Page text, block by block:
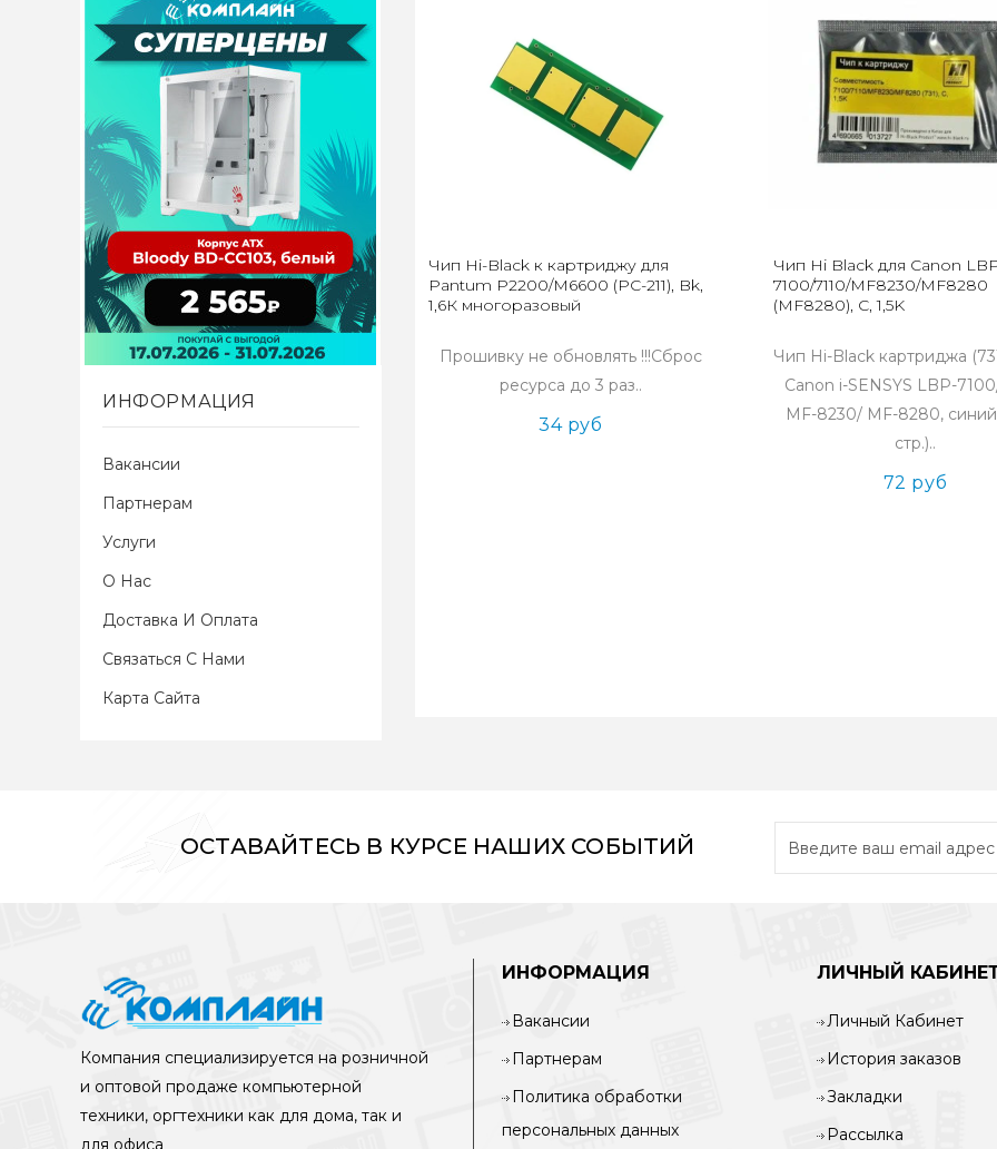
ИНФОРМАЦИЯ
Вакансии
Партнерам
Услуги
О Нас
Доставка И Оплата
Связаться С Нами
Карта Сайта
Чип Hi-Black к картриджу для
Pantum P2200/M6600 (PC-211), Bk,
1,6К многоразовый
Прошивку не обновлять !!!Сброс
ресурса до 3 раз..
34 руб
Чип Hi Black для Canon
7100/7110/MF8230/MF8280
(MF8280), C, 1,5K
Чип Hi-Black картриджа
Canon i-SENSYS LBP-
MF-8230/ MF-8280,
стр.)..
72 руб
ОСТАВАЙТЕСЬ В КУРСЕ НАШИХ СОБЫТИЙ
Компания специализируется на розничной
и оптовой продаже компьютерной
техники, оргтехники как для дома, так и
для офиса
ИНФОРМАЦИЯ
Вакансии
Партнерам
Политика обработки
персональных данных
ЛИЧНЫЙ
Личный Кабинет
История заказов
Закладки
Рассылка